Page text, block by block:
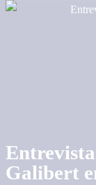
Galibert